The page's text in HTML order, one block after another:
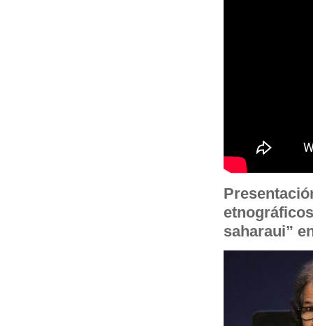
saharaui”